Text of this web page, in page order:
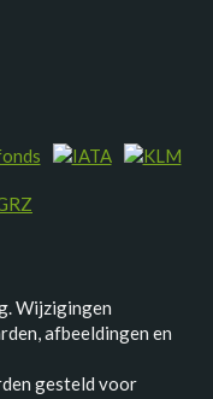
Wijzigingen
afbeeldingen en
gesteld voor